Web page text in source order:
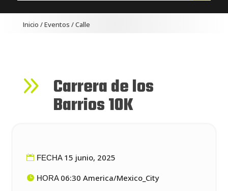
Inicio /Eventos /Calle
9 Carrera de los
Barrios 10K
FECHA 15 junio, 2025
HORA 06:30 America/Mexico_City